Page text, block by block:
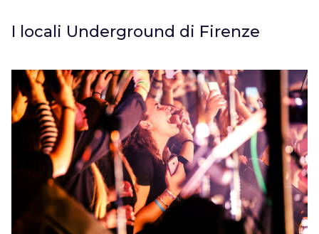
I locali Underground di Firenze